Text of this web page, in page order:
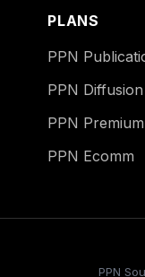
PLANS
PPN
PPN Diffusion
PPN Premium
PPN Ecomm
PPN